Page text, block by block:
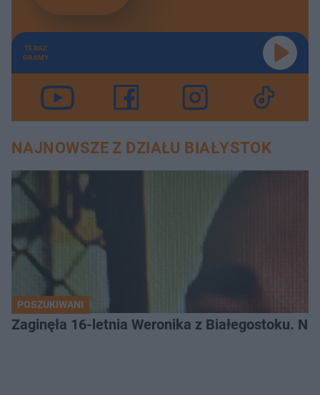
TERAZ
GRAMY
NAJNOWSZE Z DZIAŁU BIAŁYSTOK
POSZUKIWANI
Zaginęła 16-letnia Weronika z Białegostoku.